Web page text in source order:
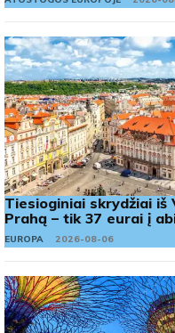
Tiesioginiai skrydžiai iš
Prahą – tik 37 eurai į
EUROPA 2026-08-06